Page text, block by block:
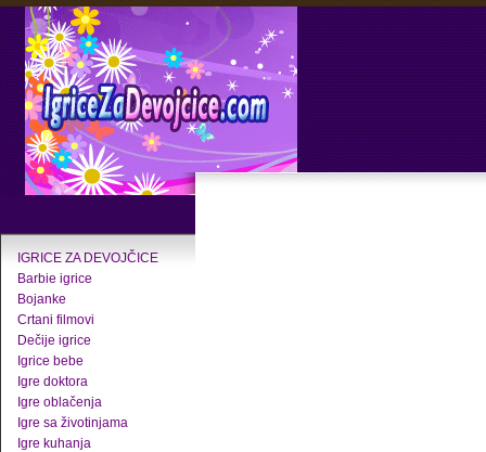
IGRICE ZA DEVOJČICE
Barbie igrice
Bojanke
Crtani filmovi
Dečije igrice
Igrice bebe
Igre doktora
Igre oblačenja
Igre sa životinjama
Igre kuhanja